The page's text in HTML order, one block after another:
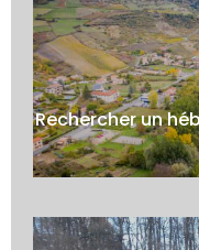
Rechercher un